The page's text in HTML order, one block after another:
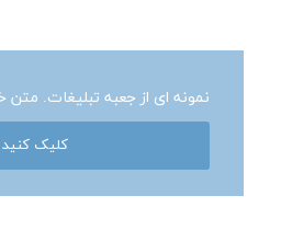
نمونه ای از جعبه تبلیغات. متن
کلیک کنید